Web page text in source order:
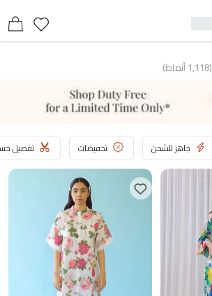
(
1,118أنماط)
جاهز للشحن تخفيضات تفصيل